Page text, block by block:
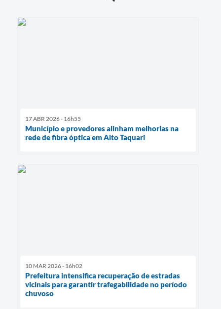
17 ABR 2026 - 16h55
Município e provedores alinham melhorias na
rede de fibra óptica em Alto Taquari
10 MAR 2026 - 16h02
Prefeitura intensifica recuperação de estradas
vicinais para garantir trafegabilidade no período
chuvoso